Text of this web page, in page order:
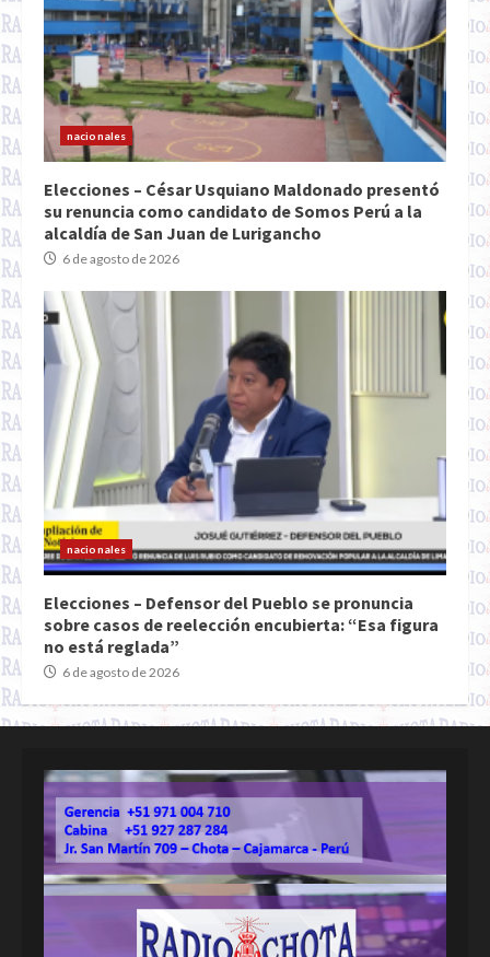
nacionales
Elecciones – César Usquiano Maldonado presentó
su renuncia como candidato de Somos Perú a la
alcaldía de San Juan de Lurigancho
6 de agosto de 2026
nacionales
Elecciones – Defensor del Pueblo se pronuncia
sobre casos de reelección encubierta: “Esa figura
no está reglada”
6 de agosto de 2026